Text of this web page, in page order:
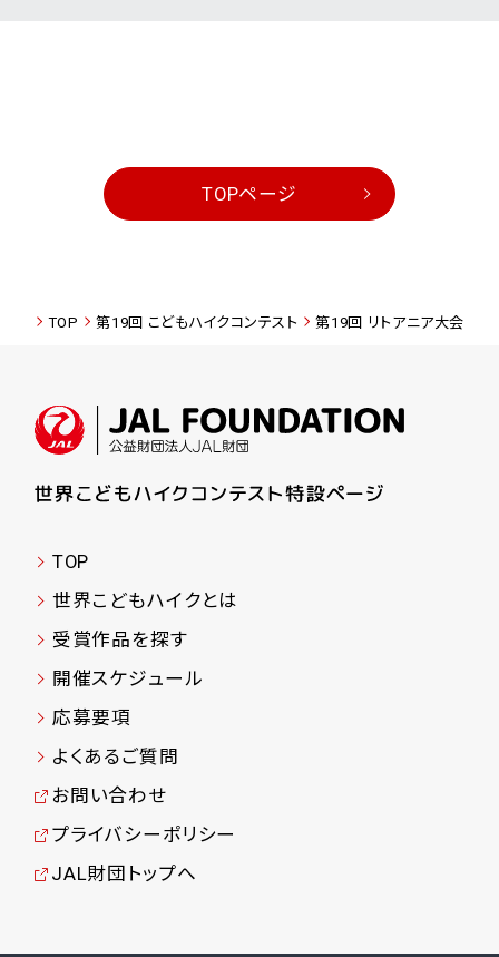
TOPページ
TOP 第19回 こどもハイクコンテスト 第19回 リトアニア大会
TOP
世界こどもハイクとは
受賞作品を探す
開催スケジュール
応募要項
よくあるご質問
お問い合わせ
プライバシーポリシー
JAL財団トップへ